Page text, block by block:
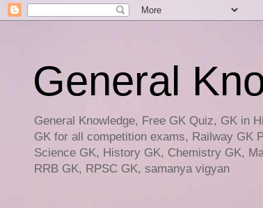
General
General Knowledge, Free GK Quiz, GK in
GK for all competition exams, Railway GK
Science GK, History GK, Chemistry GK,
RRB GK, RPSC GK, samanya vigyan